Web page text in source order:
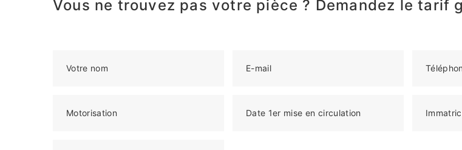
Vous ne trouvez pas votre pièce ? Demandez le tarif
Votre nom E-mail
Motorisation Date 1er mise en circulation